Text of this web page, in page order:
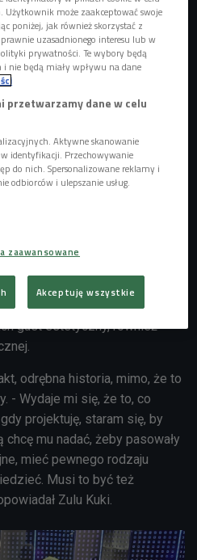
Ich pasja to - jak mówią -
która poza
gust estetyczny, również
odrębna historia, mimo, że to
- Wydaje mi się, że to, co
projektuję, staram się, by
mu nadać, żeby pasowały
mieć pewnego rodzaju
Musi to być też
Zulu Kuki.
może zaakceptować swoje
poniżej, jak również skorzystać z
uzasadnionego interesu lub w
prywatności. Te wybory będą
nie będą miały wpływu na dane
przetwarzamy dane w celu
Aktywne skanowanie
identyfikacji. Przechowywanie
do nich. Spersonalizowane reklamy i
odbiorców i ulepszanie usług.
zaawansowane
Akceptuję wszystkie